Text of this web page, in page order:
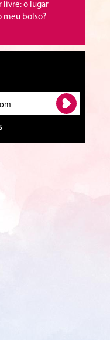
livre: o lugar
meu bolso?